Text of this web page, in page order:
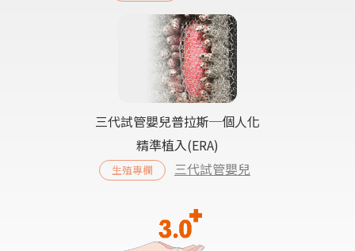
三代試管嬰兒普拉斯─個人化
精準植入(ERA)
生殖專欄 三代試管嬰兒